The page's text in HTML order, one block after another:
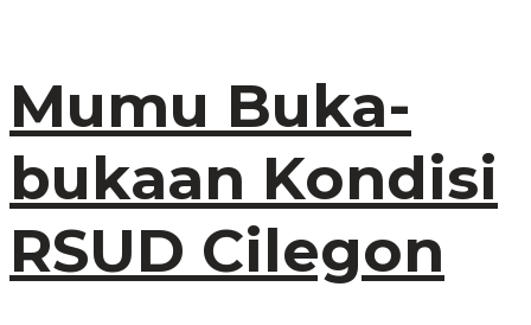
Mumu Buka-
bukaan Kondisi
RSUD Cilegon